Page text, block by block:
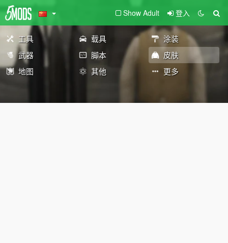
Show Adult 登入
工具 载具
涂装
武器
脚本
皮肤
地图
其他 更多